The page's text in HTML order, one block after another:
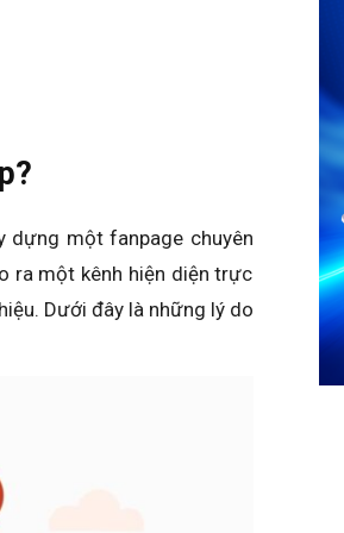
dựng một fanpage chuyên
ra một kênh hiện diện trực
Dưới đây là những lý do